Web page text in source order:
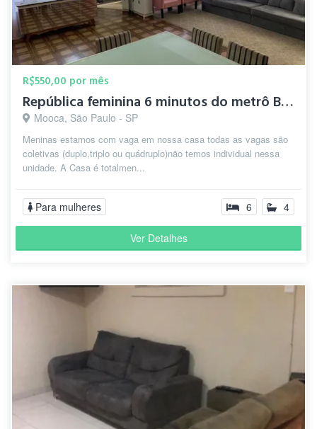
R$550,00 por mês
República feminina 6 minutos do metrô Bresser mooca
Mooca, São Paulo - SP
Meninas estamos com vaga em nossa casa todas as vagas são
coletivas (duplo,triplo ou quádruplo)não temos individual nessa
unidade. A Casa é totalmen...
Para mulheres 6 4
Ver Detalhes